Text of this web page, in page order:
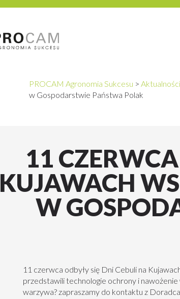
PROCAM Agronomia Sukcesu > Aktualności
w Gospodarstwie Państwa Polak
11
KUJAWACH
W
11 czerwca odbyły się Dni Cebuli na
przedstawili technologie ochrony i
warzywa? zapraszamy do kontaktu z